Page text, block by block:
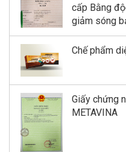
cấp Bằng
giảm sóng
Chế phẩm
Giấy chứng
METAVINA